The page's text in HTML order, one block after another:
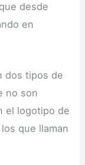
desde
en
dos tipos de
no son
el logotipo de
que llaman